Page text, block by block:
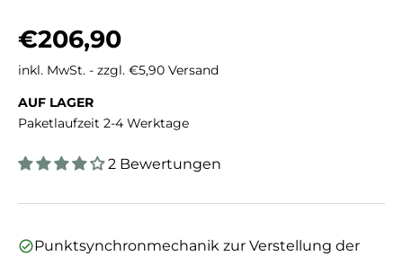
Normaler Preis
€206,90
inkl. MwSt. - zzgl. €5,90 Versand
AUF LAGER
Paketlaufzeit 2-4 Werktage
2 Bewertungen
Punktsynchronmechanik zur Verstellung der